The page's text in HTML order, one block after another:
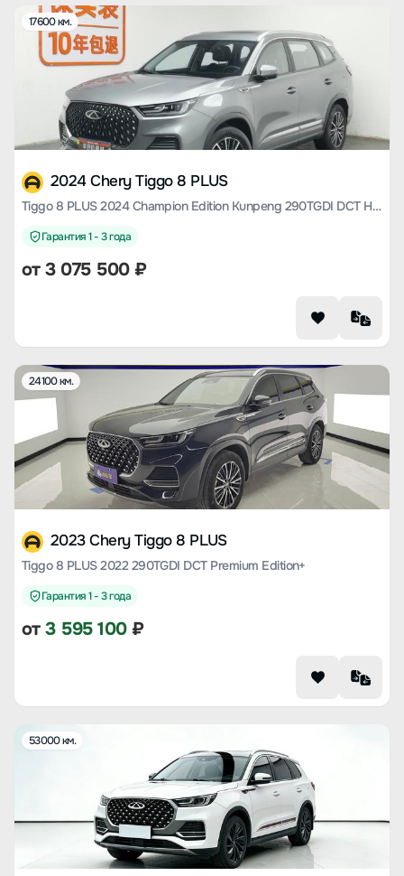
17600 км.
2024 Chery Tiggo 8 PLUS
Tiggo 8 PLUS 2024 Champion Edition Kunpeng 290TGDI DCT Haoyue Edition 7 Seats
Гарантия 1 - 3 года
от3 075 500₽
24100 км.
2023 Chery Tiggo 8 PLUS
Tiggo 8 PLUS 2022 290TGDI DCT Premium Edition+
Гарантия 1 - 3 года
от3 595 100₽
53000 км.